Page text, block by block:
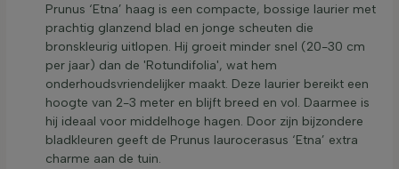
Prunus ‘Etna’ haag is een compacte, bossige laurier met
prachtig glanzend blad en jonge scheuten die
bronskleurig uitlopen. Hij groeit minder snel (20-30 cm
per jaar) dan de 'Rotundifolia', wat hem
onderhoudsvriendelijker maakt. Deze laurier bereikt een
hoogte van 2-3 meter en blijft breed en vol. Daarmee is
hij ideaal voor middelhoge hagen. Door zijn bijzondere
bladkleuren geeft de Prunus laurocerasus ‘Etna’ extra
charme aan de tuin.